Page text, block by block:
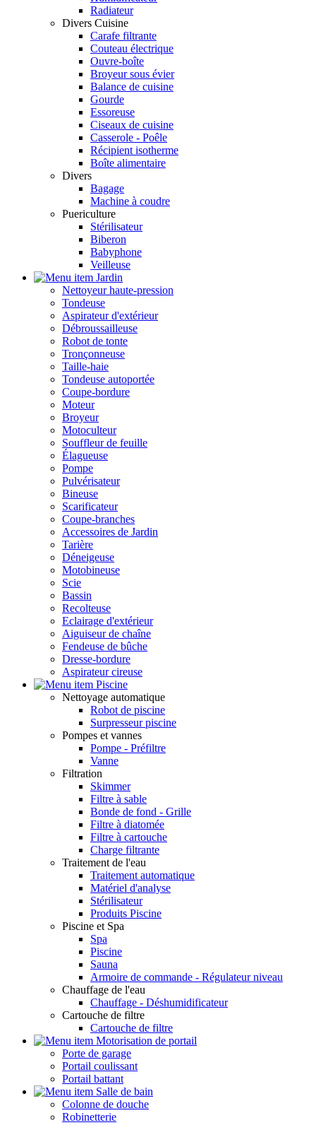
Radiateur
Divers Cuisine
Carafe filtrante
Couteau électrique
Ouvre-boîte
Broyeur sous évier
Balance de cuisine
Gourde
Essoreuse
Ciseaux de cuisine
Casserole - Poêle
Récipient isotherme
Boîte alimentaire
Divers
Bagage
Machine à coudre
Puericulture
Stérilisateur
Biberon
Babyphone
Veilleuse
Jardin
Nettoyeur haute-pression
Tondeuse
Aspirateur d'extérieur
Débroussailleuse
Robot de tonte
Tronçonneuse
Taille-haie
Tondeuse autoportée
Coupe-bordure
Moteur
Broyeur
Motoculteur
Souffleur de feuille
Élagueuse
Pompe
Pulvérisateur
Bineuse
Scarificateur
Coupe-branches
Accessoires de Jardin
Tarière
Déneigeuse
Motobineuse
Scie
Bassin
Recolteuse
Eclairage d'extérieur
Aiguiseur de chaîne
Fendeuse de bûche
Dresse-bordure
Aspirateur cireuse
Piscine
Nettoyage automatique
Robot de piscine
Surpresseur piscine
Pompes et vannes
Pompe - Préfiltre
Vanne
Filtration
Skimmer
Filtre à sable
Bonde de fond - Grille
Filtre à diatomée
Filtre à cartouche
Charge filtrante
Traitement de l'eau
Traitement automatique
Matériel d'analyse
Stérilisateur
Produits Piscine
Piscine et Spa
Spa
Piscine
Sauna
Armoire de commande - Régulateur niveau
Chauffage de l'eau
Chauffage - Déshumidificateur
Cartouche de filtre
Cartouche de filtre
Motorisation de portail
Porte de garage
Portail coulissant
Portail battant
Salle de bain
Colonne de douche
Robinetterie